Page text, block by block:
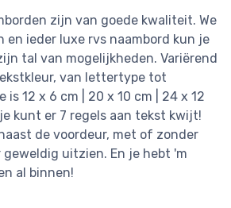
zijn van goede kwaliteit. We
en ieder luxe rvs naambord kun je
tal van mogelijkheden. Variërend
van lettertype tot
12 x 6 cm | 20 x 10 cm | 24 x 12
kunt er 7 regels aan tekst kwijt!
de voordeur, met of zonder
geweldig uitzien. En je hebt 'm
al binnen!